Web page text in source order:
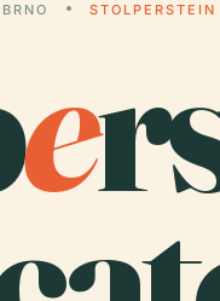
BRNO
e